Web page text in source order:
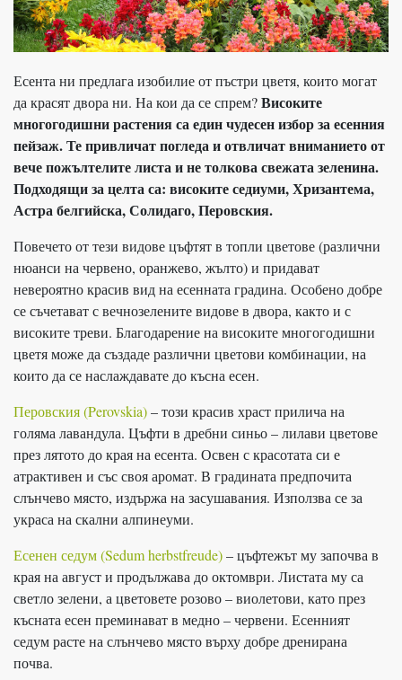
Есента ни предлага изобилие от пъстри цветя, които могат
да красят двора ни. На кои да се спрем?Високите
многогодишни растения са един чудесен избор за есенния
пейзаж. Те привличат погледа и отвличат вниманието от
вече пожълтелите листа и не толкова свежата зеленина.
Подходящи за целта са: високите седиуми, Хризантема,
Астра белгийска, Солидаго, Перовския.
Повечето от тези видове цъфтят в топли цветове (различни
нюанси на червено, оранжево, жълто) и придават
невероятно красив вид на есенната градина. Особено добре
се съчетават с вечнозелените видове в двора, както и с
високите треви. Благодарение на високите многогодишни
цветя може да създаде различни цветови комбинации, на
които да се наслаждавате до късна есен.
Перовския (Perovskia)– този красив храст прилича на
голяма лавандула. Цъфти в дребни синьо – лилави цветове
през лятото до края на есента. Освен с красотата си е
атрактивен и със своя аромат. В градината предпочита
слънчево място, издържа на засушавания. Използва се за
украса на скални алпинеуми.
Есенен седум (Sedum herbstfreude)– цъфтежът му започва в
края на август и продължава до октомври. Листата му са
светло зелени, а цветовете розово – виолетови, като през
късната есен преминават в медно – червени. Есенният
седум расте на слънчево място върху добре дренирана
почва.